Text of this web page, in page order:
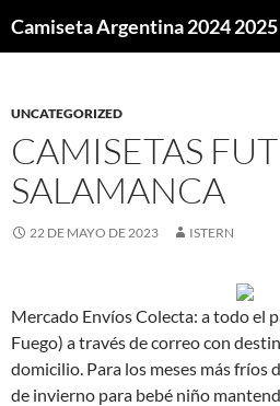
Camiseta Argentina 2024
UNCATEGORIZED
CAMISETAS
SALAMANCA
22 DE MAYO DE 2023 ISTERN
Mercado Envíos Colecta: a todo el
Fuego) a través de correo con
domicilio. Para los meses más fríos
de invierno para bebé niño